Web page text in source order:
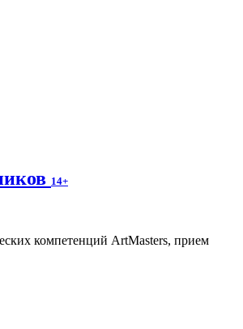
14+
компетенций ArtMasters, прием